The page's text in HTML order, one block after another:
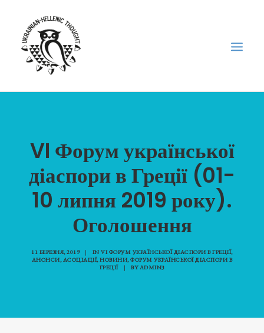
ГОЛОДОМОР
ФОРУМ УКРАЇНСЬКОЇ ДІАСПОРИ В ГРЕЦІЇ
ПРО НАС
“ВІСНИК”/”ΑΓΓΕΛΙΑΦΌΡΟΣ”
VI Форум української
діаспори в Греції (01-
10 липня 2019 року).
Оголошення
11 БЕРЕЗНЯ, 2019 | INVI ФОРУМ УКРАЇНСЬКОЇ ДІАСПОРИ В ГРЕЦІЇ,
АНОНСИ,АСОЦІАЦІЇ,НОВИНИ,ФОРУМ УКРАЇНСЬКОЇ ДІАСПОРИ В
ГРЕЦІЇ
| BYADMIN3